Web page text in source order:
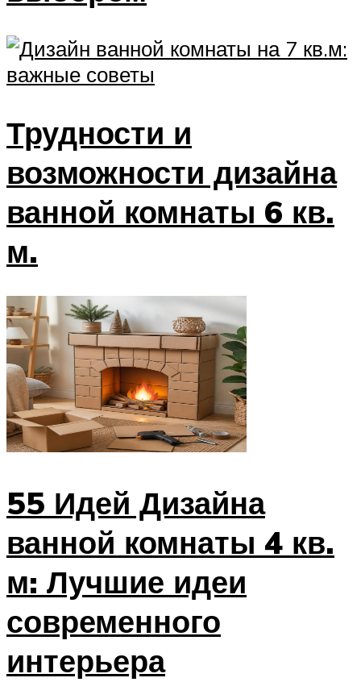
Трудности и
возможности дизайна
ванной комнаты 6 кв.
м.
55 Идей Дизайна
ванной комнаты 4 кв.
м: Лучшие идеи
современного
интерьера